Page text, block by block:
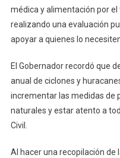
médica y alimentación por
realizando una evaluación
apoyar a quienes lo
El Gobernador recordó que
anual de ciclones y
incrementar las medidas de
naturales y estar atento a
Civil.
Al hacer una recopilación